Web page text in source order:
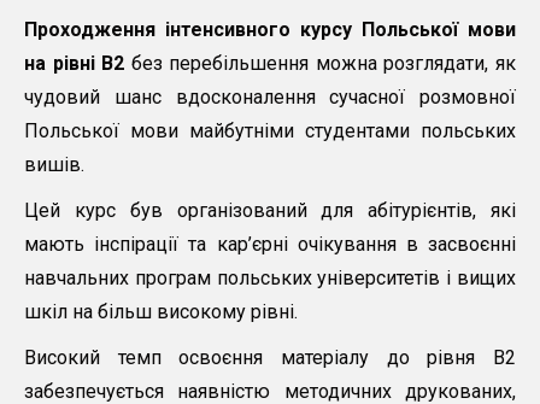
Проходження інтенсивного курсу Польської мови
на рівні B2 без перебільшення можна розглядати, як
чудовий шанс вдосконалення сучасної розмовної
Польської мови майбутніми студентами польських
вишів.
Цей курс був організований для абітурієнтів, які
мають інспірації та кар’єрні очікування в засвоєнні
навчальних програм польських університетів і вищих
шкіл на більш високому рівні.
Високий темп освоєння матеріалу до рівня B2
забезпечується наявністю методичних друкованих,